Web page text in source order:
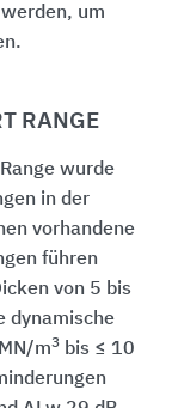
um
RANGE
Range wurde
in der
vorhandene
führen
von 5 bis
dynamische
m3 bis ≤ 10